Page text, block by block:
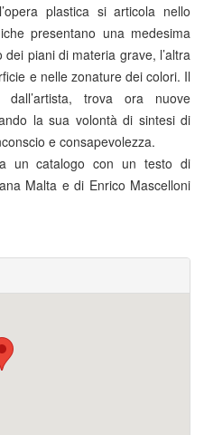
plastica si articola nello
presentano una medesima
dei piani di materia grave, l’altra
e nelle zonature dei colori. Il
trova ora nuove
la sua volontà di sintesi di
e consapevolezza.
un catalogo con un testo di
Malta e di Enrico Mascelloni